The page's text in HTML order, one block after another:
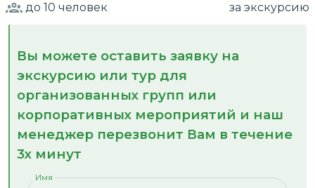
до 10 человек за экскурсию
Вы можете оставить заявку на
экскурсию или тур для
организованных групп или
корпоративных мероприятий и наш
менеджер перезвонит Вам в течение
3х минут
Имя